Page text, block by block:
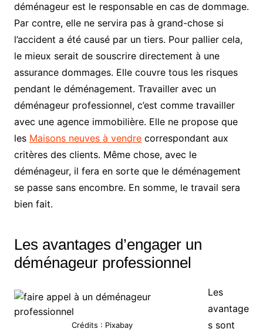
déménageur est le responsable en cas de dommage.
Par contre, elle ne servira pas à grand-chose si
l’accident a été causé par un tiers. Pour pallier cela,
le mieux serait de souscrire directement à une
assurance dommages. Elle couvre tous les risques
pendant le déménagement. Travailler avec un
déménageur professionnel, c’est comme travailler
avec une agence immobilière. Elle ne propose que
les Maisons neuves à vendrecorrespondant aux
critères des clients. Même chose, avec le
déménageur, il fera en sorte que le déménagement
se passe sans encombre. En somme, le travail sera
bien fait.
Les avantages d’engager un
déménageur professionnel
Crédits : Pixabay
Les
avantage
s sont